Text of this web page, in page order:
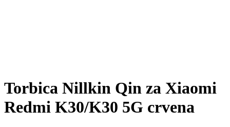
Torbica Nillkin Qin za Xiaomi
Redmi K30/K30 5G crvena